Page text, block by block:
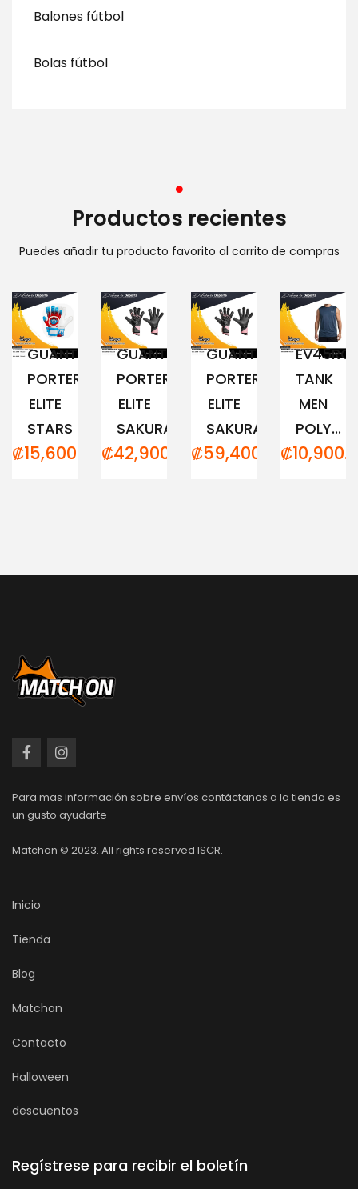
Balones fútbol
Bolas fútbol
Productos recientes
Puedes añadir tu producto favorito al carrito de compras
GUANTE
PORTERO
ELITE
STARS
₡15,600.00
GUANTE
PORTERO
ELITE
SAKURA...
₡42,900.00
GUANTE
PORTERO
ELITE
SAKURA...
₡59,400.00
TANK
MEN
POLY...
₡
Para mas información sobre envíos contáctanos a la tienda es
un gusto ayudarte
Matchon © 2023. All rights reserved ISCR.
Inicio
Tienda
Blog
Matchon
Contacto
Halloween
descuentos
Regístrese para recibir el boletín